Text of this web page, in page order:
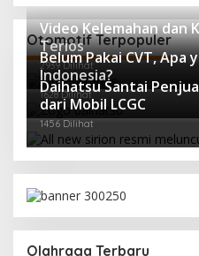
Otomotif Terpopuler
Video Kelemahan dan
Terios
2939 Dilihat
Belum Pakai CVT,
Indonesia?
1628 Dilihat
Daihatsu Santai
dari Mobil LCGC
1456 Dilihat
Olahraga Terbaru